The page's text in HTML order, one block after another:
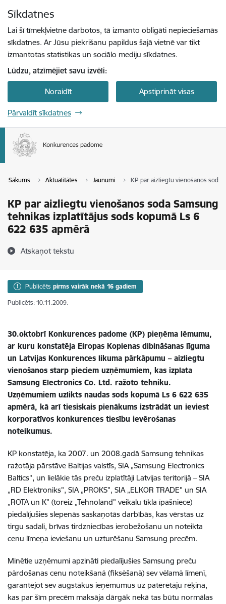
Sīkdatnes
Lai šī tīmekļvietne darbotos, tā izmanto obligāti nepieciešamās
sīkdatnes. Ar Jūsu piekrišanu papildus šajā vietnē var tikt
izmantotas statistikas un sociālo mediju sīkdatnes.
Lūdzu, atzīmējiet savu izvēli:
Noraidīt Apstiprināt visas
Pārvaldīt sīkdatnes
Sākums Aktualitātes Jaunumi KP par aizliegtu vienošanos soda
KP par aizliegtu vienošanos soda Samsung
tehnikas izplatītājus sods kopumā Ls 6
622 635 apmērā
Atskaņot tekstu
Publicēts pirms vairāk nekā 16 gadiem
Publicēts: 10.11.2009.
30.oktobrī Konkurences padome (KP) pieņēma lēmumu,
ar kuru konstatēja Eiropas Kopienas dibināšanas līguma
un Latvijas Konkurences likuma pārkāpumu – aizliegtu
vienošanos starp pieciem uzņēmumiem, kas izplata
Samsung Electronics Co. Ltd. ražoto tehniku.
Uzņēmumiem uzlikts naudas sods kopumā Ls 6 622 635
apmērā, kā arī tiesiskais pienākums izstrādāt un ieviest
korporatīvos konkurences tiesību ievērošanas
noteikumus.
KP konstatēja, ka 2007. un 2008.gadā Samsung tehnikas
ražotāja pārstāve Baltijas valstīs, SIA „Samsung Electronics
Baltics", un lielākie tās preču izplatītāji Latvijas teritorijā – SIA
„RD Elektroniks", SIA „PROKS", SIA „ELKOR TRADE" un SIA
„ROTA un K" (toreiz „Tehnoland" veikalu tīkla īpašniece)
piedalījušies slepenās saskaņotās darbībās, kas vērstas uz
tirgu sadali, brīvas tirdzniecības ierobežošanu un noteikta
cenu līmeņa ieviešanu un uzturēšanu Samsung precēm.
Minētie uzņēmumi apzināti piedalījušies Samsung preču
pārdošanas cenu noteikšanā (fiksēšanā) sev vēlamā līmenī,
garantējot sev augstākus ieņēmumus uz patērētāju rēķina,
kas par šīm precēm maksāja dārgāk nekā tas būtu normālas